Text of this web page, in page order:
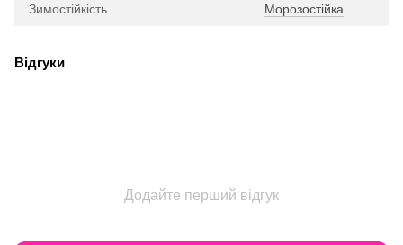
Зимостійкість Морозостійка
Відгуки
Додайте перший відгук